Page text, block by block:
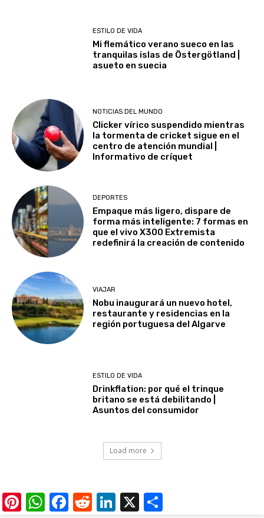
ESTILO DE VIDA
Mi flemático verano sueco en las
tranquilas islas de Östergötland |
asueto en suecia
NOTICIAS DEL MUNDO
Clicker vírico suspendido mientras
la tormenta de cricket sigue en el
centro de atención mundial |
Informativo de críquet
DEPORTES
Empaque más ligero, dispare de
forma más inteligente: 7 formas en
que el vivo X300 Extremista
redefinirá la creación de contenido
VIAJAR
Nobu inaugurará un nuevo hotel,
restaurante y residencias en la
región portuguesa del Algarve
ESTILO DE VIDA
Drinkflation: por qué el trinque
britano se está debilitando |
Asuntos del consumidor
Load more
Pinterest
WhatsApp
Facebook
RedditLinkedIn
X